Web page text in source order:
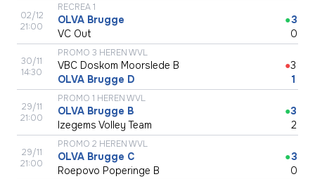
02/12
21:00
RECREA 1
OLVA Brugge
VC Out
●3
0
30/11
14:30
PROMO 3 HEREN WVL
VBC Doskom Moorslede B
OLVA Brugge D
●3
1
29/11
21:00
PROMO 1 HEREN WVL
OLVA Brugge B
Izegems Volley Team
●3
2
29/11
21:00
PROMO 2 HEREN WVL
OLVA Brugge C
Roepovo Poperinge B
●3
0